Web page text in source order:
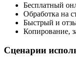
Бесплатный
Обработка на
Быстрый и
Копирование,
Сценарии